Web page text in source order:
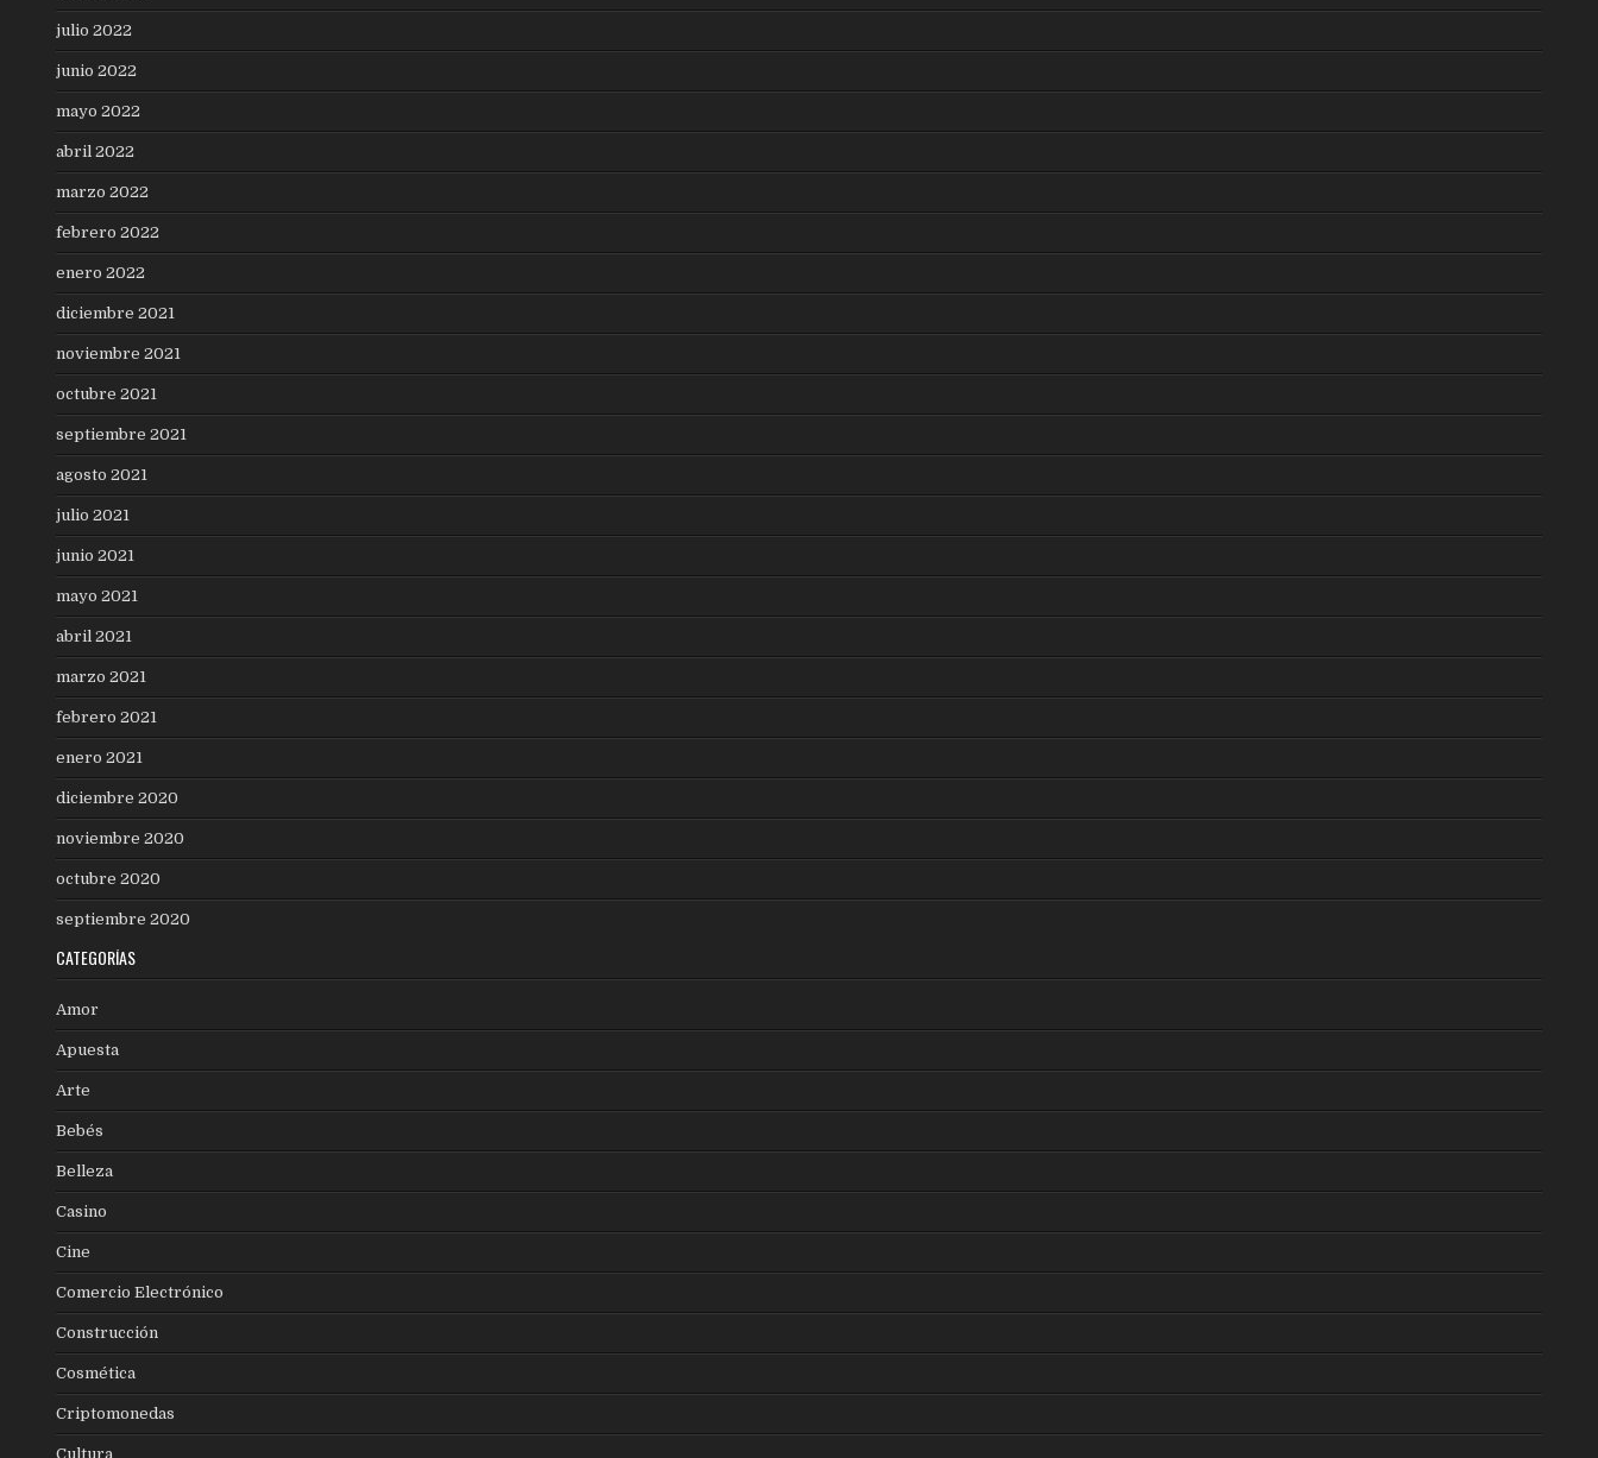
julio 2022
junio 2022
mayo 2022
abril 2022
marzo 2022
febrero 2022
enero 2022
diciembre 2021
noviembre 2021
octubre 2021
septiembre 2021
agosto 2021
julio 2021
junio 2021
mayo 2021
abril 2021
marzo 2021
febrero 2021
enero 2021
diciembre 2020
noviembre 2020
octubre 2020
septiembre 2020
CATEGORÍAS
Amor
Apuesta
Arte
Bebés
Belleza
Casino
Cine
Comercio Electrónico
Construcción
Cosmética
Criptomonedas
Cultura